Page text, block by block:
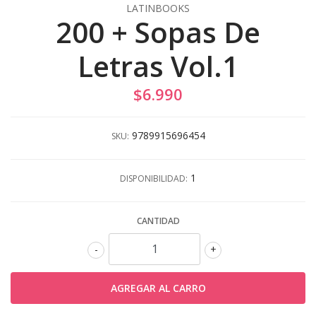
LATINBOOKS
200 + Sopas De
Letras Vol.1
$6.990
SKU: 9789915696454
DISPONIBILIDAD: 1
CANTIDAD
+
-